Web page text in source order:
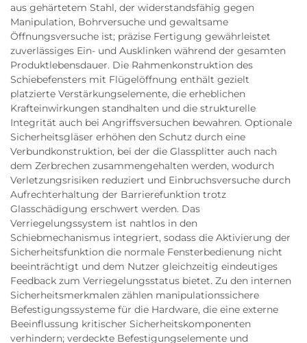
aus gehärtetem Stahl, der widerstandsfähig gegen
Manipulation, Bohrversuche und gewaltsame
Öffnungsversuche ist; präzise Fertigung gewährleistet
zuverlässiges Ein- und Ausklinken während der gesamten
Produktlebensdauer. Die Rahmenkonstruktion des
Schiebefensters mit Flügelöffnung enthält gezielt
platzierte Verstärkungselemente, die erheblichen
Krafteinwirkungen standhalten und die strukturelle
Integrität auch bei Angriffsversuchen bewahren. Optionale
Sicherheitsgläser erhöhen den Schutz durch eine
Verbundkonstruktion, bei der die Glassplitter auch nach
dem Zerbrechen zusammengehalten werden, wodurch
Verletzungsrisiken reduziert und Einbruchsversuche durch
Aufrechterhaltung der Barrierefunktion trotz
Glasschädigung erschwert werden. Das
Verriegelungssystem ist nahtlos in den
Schiebmechanismus integriert, sodass die Aktivierung der
Sicherheitsfunktion die normale Fensterbedienung nicht
beeinträchtigt und dem Nutzer gleichzeitig eindeutiges
Feedback zum Verriegelungsstatus bietet. Zu den internen
Sicherheitsmerkmalen zählen manipulationssichere
Befestigungssysteme für die Hardware, die eine externe
Beeinflussung kritischer Sicherheitskomponenten
verhindern; verdeckte Befestigungselemente und